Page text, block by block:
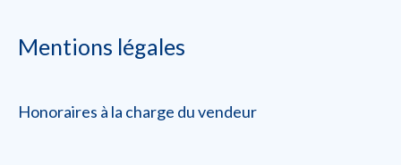
Mentions légales
Honoraires à la charge du vendeur